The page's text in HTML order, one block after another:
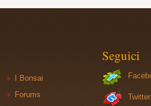
I Bonsai
Forums
Seguici
Twitter